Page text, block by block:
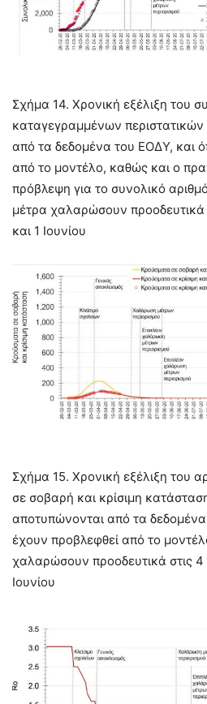
Σχήμα 14. Χρονική εξέλιξη του
καταγεγραμμένων
από τα δεδομένα του ΕΟΔΥ, και
από το μοντέλο, καθώς και ο
πρόβλεψη για το συνολικό
μέτρα χαλαρώσουν προοδευτικά
και 1 Ιουνίου
Σχήμα 15. Χρονική εξέλιξη του
σε σοβαρή και κρίσιμη
αποτυπώνονται από τα
έχουν προβλεφθεί από το
χαλαρώσουν προοδευτικά στις 4
Ιουνίου